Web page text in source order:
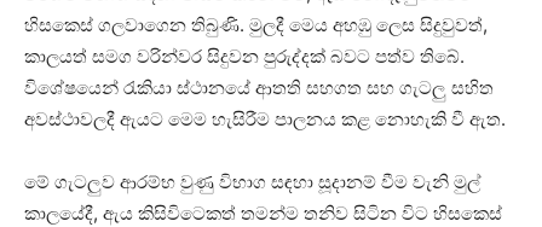
හිසකෙස් ගලවාගෙන තිබුණි. මුලදී මෙය අහඹු ලෙස සිදුවුවත්,
කාලයත් සමග වරින්වර සිදුවන පුරුද්දක් බවට පත්ව තිබේ.
විශේෂයෙන් රැකියා ස්ථානයේ ආතති සහගත සහ ගැටලු සහිත
අවස්ථාවලදී ඇයට මෙම හැසිරීම පාලනය කළ නොහැකි වී ඇත.
මේ ගැටලුව ආරම්භ වුණු විභාග සඳහා සූදානම් වීම වැනි මුල්
කාලයේදී, ඇය කිසිවිටෙකත් තමන්ම තනිව සිටින විට හිසකෙස්